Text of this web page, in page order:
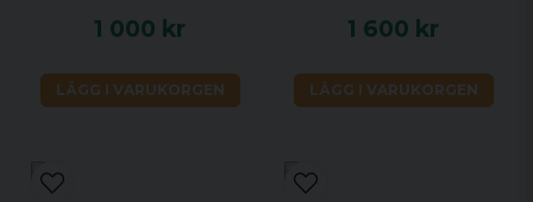
1 000 kr
LÄGG I VARUKORGEN
1 600 kr
LÄGG I VARUKORGEN